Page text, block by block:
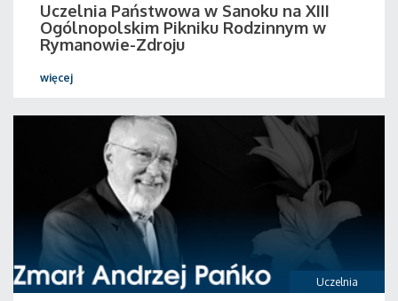
Uczelnia Państwowa w Sanoku na XIII
Ogólnopolskim Pikniku Rodzinnym w
Rymanowie-Zdroju
więcej
Uczelnia